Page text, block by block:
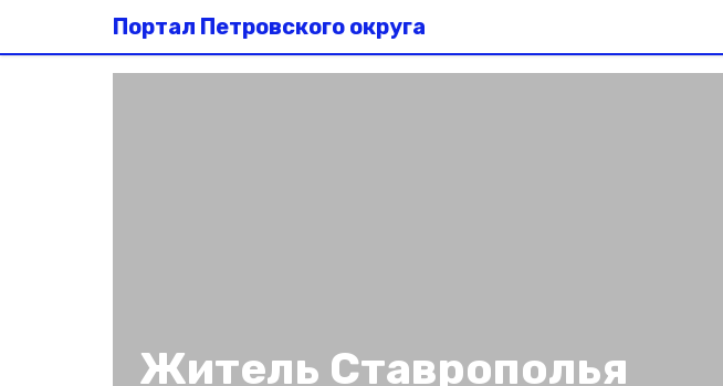
Портал Петровского округа
Житель Ставрополья